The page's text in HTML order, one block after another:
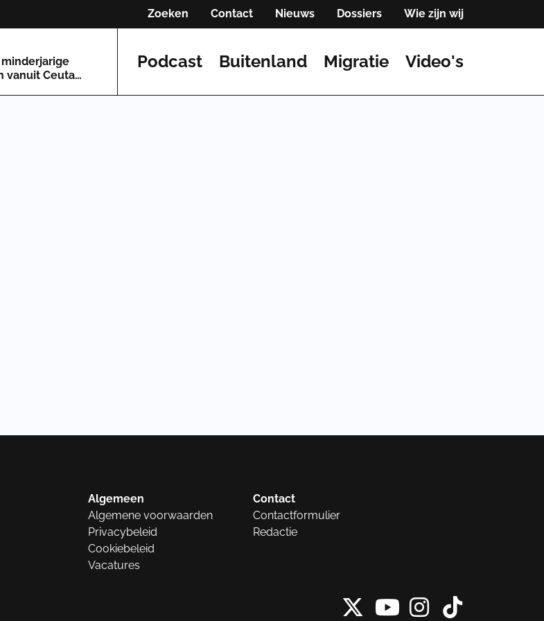
Zoeken Contact Nieuws Dossiers Wie zijn wij
vanuit Ceuta
Podcast Buitenland Migratie Video's
Algemeen
Algemene voorwaarden
Privacybeleid
Cookiebeleid
Vacatures
Contact
Contactformulier
Redactie
X vanInstagram
Tiktok